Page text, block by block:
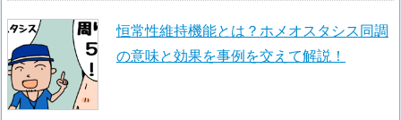
恒常性維持機能とは？ホメオスタシス同調
の意味と効果を事例を交えて解説！